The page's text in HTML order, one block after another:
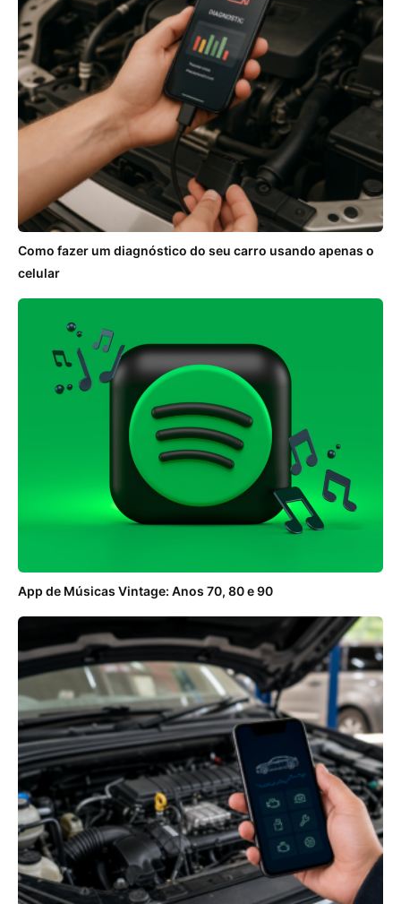
Como fazer um diagnóstico do seu carro usando apenas o
celular
App de Músicas Vintage: Anos 70, 80 e 90